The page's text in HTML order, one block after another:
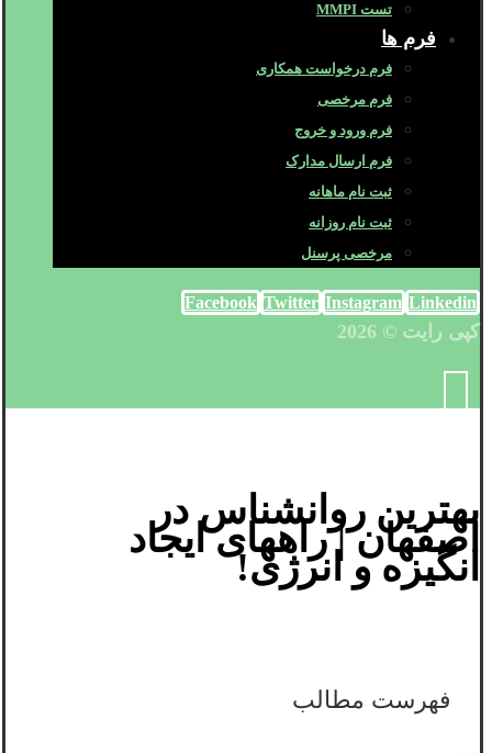
تست MMPI
فرم ها
فرم درخواست همکاری
فرم مرخصی
فرم ورود و خروج
فرم ارسال مدارک
ثبت نام ماهانه
ثبت نام روزانه
مرخصی پرسنل
Facebook Twitter Instagram Linkedin
کپی رایت © 2026
بهترین روانشناس در
اصفهان | راههای ایجاد
انگیزه و انرژی!
فهرست مطالب